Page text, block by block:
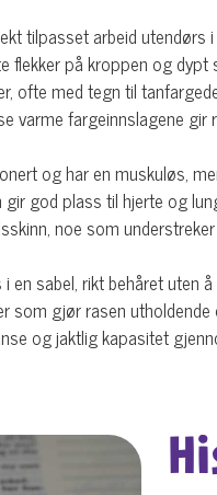
tilpasset arbeid
på kroppen og dypt
ofte med tegn til
varme fargeinnslagene
og har en muskuløs,
god plass til hjerte og
noe som
en sabel, rikt behåret uten
gjør rasen
og jaktlig kapasitet